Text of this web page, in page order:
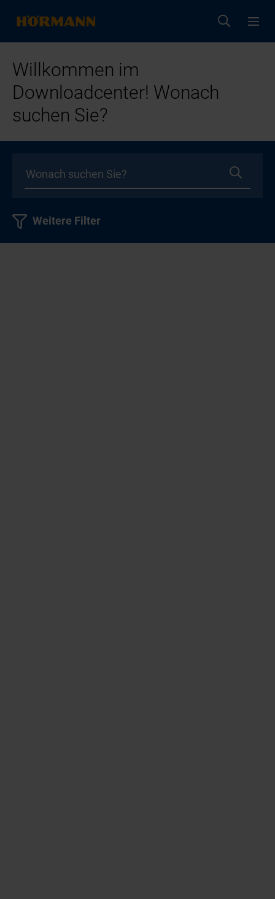
Willkommen im
Downloadcenter! Wonach
suchen Sie?
Weitere Filter